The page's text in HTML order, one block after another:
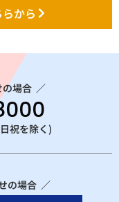
から
の場合 ／
祝を除く)
の場合 ／